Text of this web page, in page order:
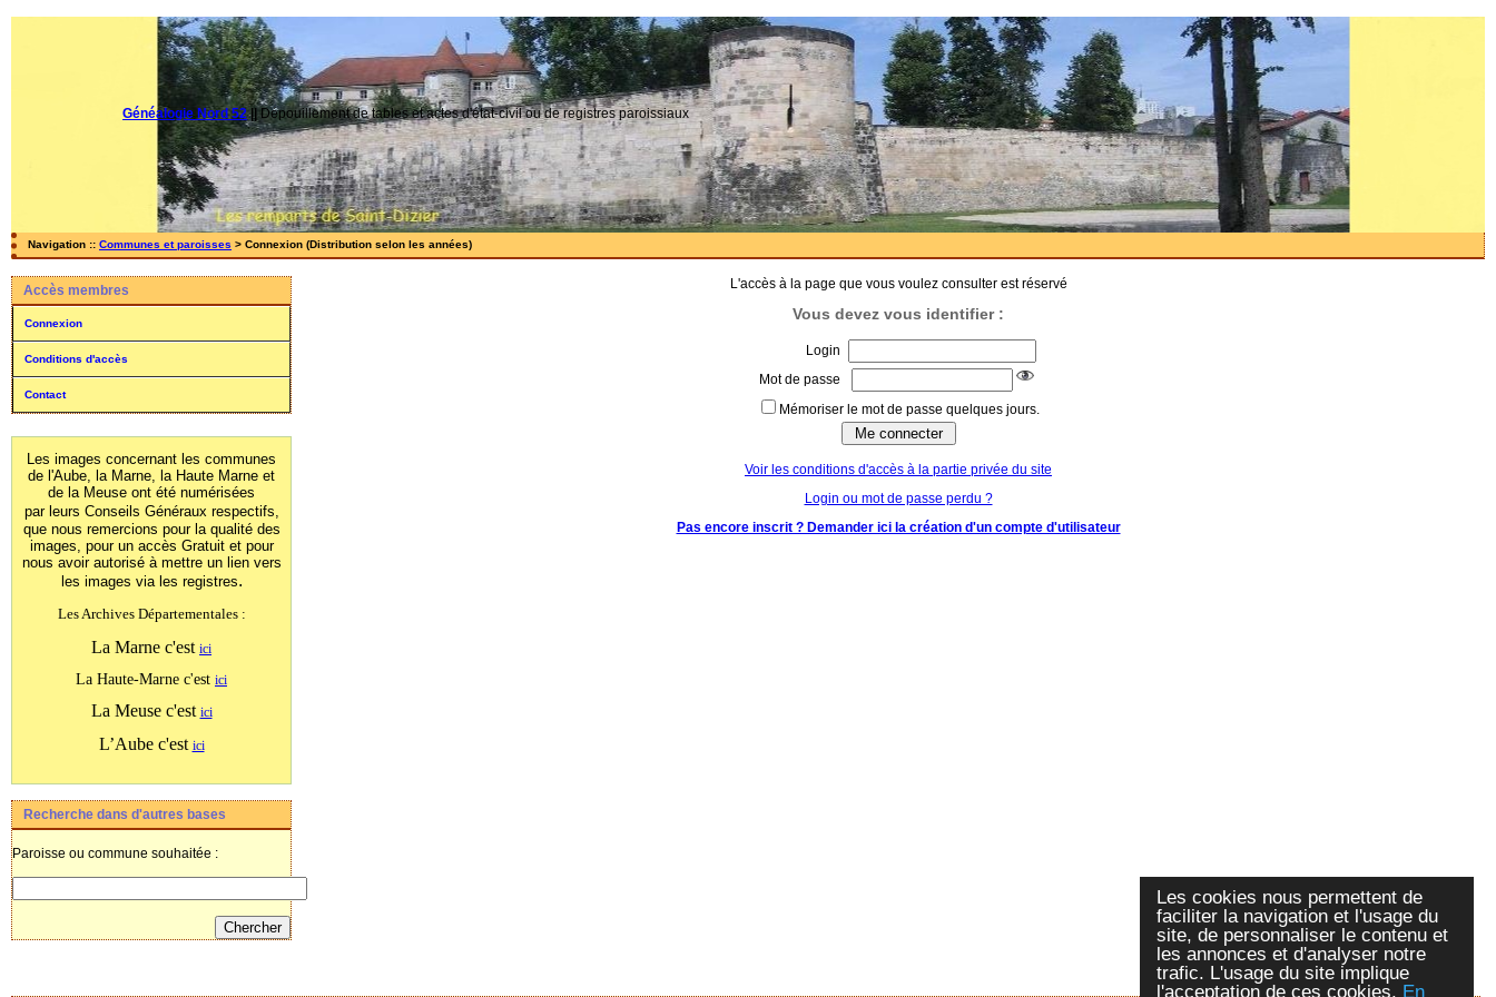
Les cookies nous permettent de
faciliter la navigation et l'usage du
site, de personnaliser le contenu et
les annonces et d'analyser notre
trafic. L'usage du site implique
l'acceptation de ces cookies. En
Généalogie Nord 52|| Dépouillement de tables et actes d'état-civil ou de registres paroissiaux
Navigation :: Communes et paroisses > Connexion (Distribution selon les années)
Accès membres
Connexion
Conditions d'accès
Contact
Les images concernant les communes
de l'Aube, la Marne, la Haute Marne et
de la Meuse ont été numérisées
par leurs Conseils Généraux respectifs,
que nous remercions pour la qualité des
images, pour un accès Gratuit et pour
nous avoir autorisé à mettre un lien vers
les images via les registres.
Les Archives Départementales :
La Marne c'est ici
La Haute-Marne c'est ici
La Meuse c'est ici
L’Aube c'est ici
Recherche dans d'autres bases
Paroisse ou commune souhaitée :
L'accès à la page que vous voulez consulter est réservé
Vous devez vous identifier :
Login
Mot de passe
Mémoriser le mot de passe quelques jours.
Voir les conditions d'accès à la partie privée du site
Login ou mot de passe perdu ?
Pas encore inscrit ? Demander ici la création d'un compte d'utilisateur